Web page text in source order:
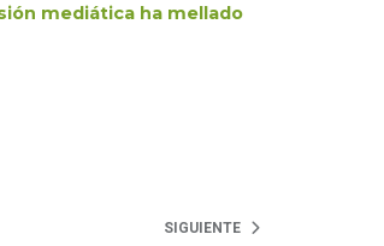
mediática ha mellado
SIGUIENTE